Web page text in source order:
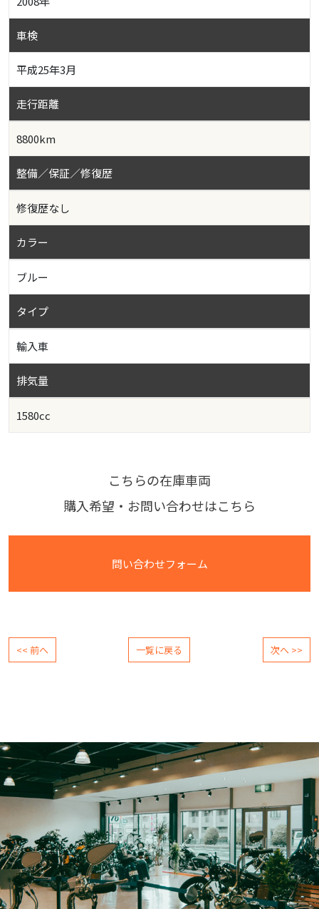
車検
平成25年3月
走行距離
8800km
整備／保証／修復歴
修復歴なし
カラー
ブルー
タイプ
輸入車
排気量
1580cc
こちらの在庫車両
購入希望・お問い合わせはこちら
問い合わせフォーム
<< 前へ 一覧に戻る 次へ >>